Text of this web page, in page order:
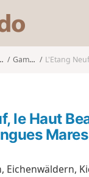
s
o
o
Gambaiseuil L'Etang Neuf, le
le Haut
Mares
Eichenwäldern,